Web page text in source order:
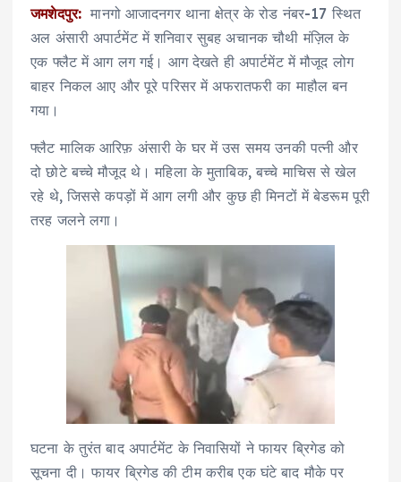
जमशेदपुर: मानगो आजादनगर थाना क्षेत्र के रोड नंबर-17 स्थित
अल अंसारी अपार्टमेंट में शनिवार सुबह अचानक चौथी मंज़िल के
एक फ्लैट में आग लग गई। आग देखते ही अपार्टमेंट में मौजूद लोग
बाहर निकल आए और पूरे परिसर में अफरातफरी का माहौल बन
गया।
फ्लैट मालिक आरिफ़ अंसारी के घर में उस समय उनकी पत्नी और
दो छोटे बच्चे मौजूद थे। महिला के मुताबिक, बच्चे माचिस से खेल
रहे थे, जिससे कपड़ों में आग लगी और कुछ ही मिनटों में बेडरूम पूरी
तरह जलने लगा।
घटना के तुरंत बाद अपार्टमेंट के निवासियों ने फायर ब्रिगेड को
सूचना दी। फायर ब्रिगेड की टीम करीब एक घंटे बाद मौके पर